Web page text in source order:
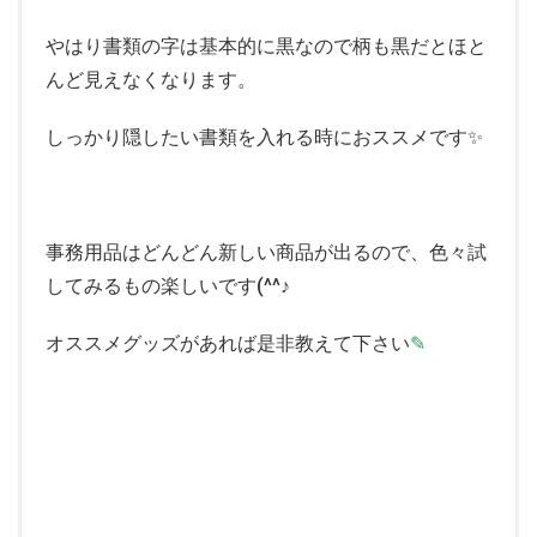
やはり書類の字は基本的に黒なので柄も黒だとほと
んど見えなくなります。
しっかり隠したい書類を入れる時におススメです✨
事務用品はどんどん新しい商品が出るので、色々試
してみるもの楽しいです(^^♪
オススメグッズがあれば是非教えて下さい✎